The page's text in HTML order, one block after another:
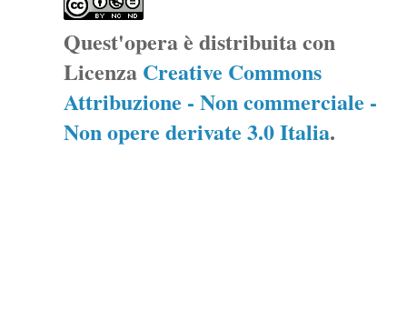
Quest'opera è distribuita con
Licenza Creative Commons
Attribuzione - Non commerciale -
Non opere derivate 3.0 Italia.